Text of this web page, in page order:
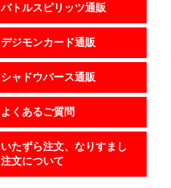
バトルスピリッツ通販
デジモンカード通販
シャドウバース通販
よくあるご質問
いたずら注文、なりすまし
注文について